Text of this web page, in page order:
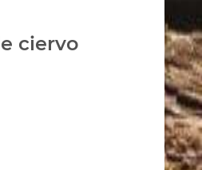
ciervo